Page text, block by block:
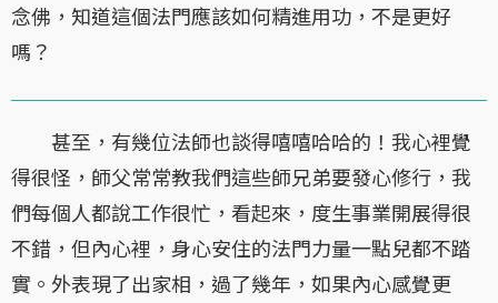
念佛，知道這個法門應該如何精進用功，不是更好
嗎？
甚至，有幾位法師也談得嘻嘻哈哈的！我心裡覺
得很怪，師父常常教我們這些師兄弟要發心修行，我
們每個人都說工作很忙，看起來，度生事業開展得很
不錯，但內心裡，身心安住的法門力量一點兒都不踏
實。外表現了出家相，過了幾年，如果內心感覺更